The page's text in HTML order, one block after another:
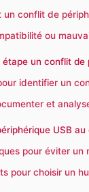
un conflit de
ou
un conflit
identifier un
et
USB
pour éviter
pour choisir un